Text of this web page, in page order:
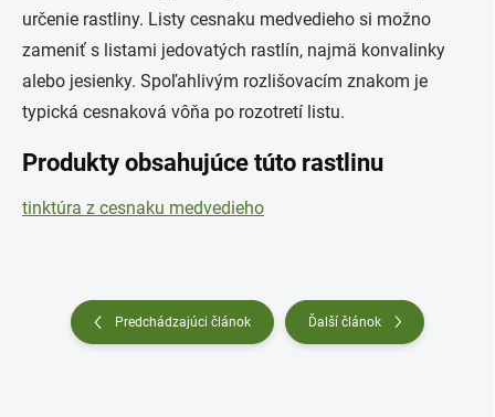
určenie rastliny. Listy cesnaku medvedieho si možno
zameniť s listami jedovatých rastlín, najmä konvalinky
alebo jesienky. Spoľahlivým rozlišovacím znakom je
typická cesnaková vôňa po rozotretí listu.
Produkty obsahujúce túto rastlinu
tinktúra z cesnaku medvedieho
Predchádzajúci článok Ďalší článok